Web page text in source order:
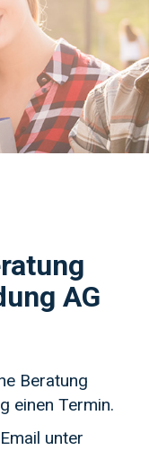
AG
Beratung
einen Termin.
unter